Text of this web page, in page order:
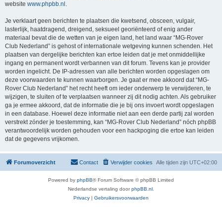
website www.phpbb.nl .
Je verklaart geen berichten te plaatsen die kwetsend, obsceen, vulgair,
lasterlijk, haatdragend, dreigend, seksueel georiënteerd of enig ander
materiaal bevat die de wetten van je eigen land, het land waar “MG-Rover
Club Nederland” is gehost of internationale wetgeving kunnen schenden. Het
plaatsen van dergelijke berichten kan ertoe leiden dat je met onmiddellijke
ingang en permanent wordt verbannen van dit forum. Tevens kan je provider
worden ingelicht. De IP-adressen van alle berichten worden opgeslagen om
deze voorwaarden te kunnen waarborgen. Je gaat er mee akkoord dat “MG-
Rover Club Nederland” het recht heeft om ieder onderwerp te verwijderen, te
wijzigen, te sluiten of te verplaatsen wanneer zij dit nodig achten. Als gebruiker
ga je ermee akkoord, dat de informatie die je bij ons invoert wordt opgeslagen
in een database. Hoewel deze informatie niet aan een derde partij zal worden
verstrekt zónder je toestemming, kan “MG-Rover Club Nederland” nóch phpBB
verantwoordelijk worden gehouden voor een hackpoging die ertoe kan leiden
dat de gegevens vrijkomen.
Forumoverzicht Alle tijden zijn UTC+02:00
Verwijder cookies
Contact
Powered by phpBB® Forum Software © phpBB Limited
Nederlandse vertaling doorphpBB.nl
Privacy | Gebruikersvoorwaarden